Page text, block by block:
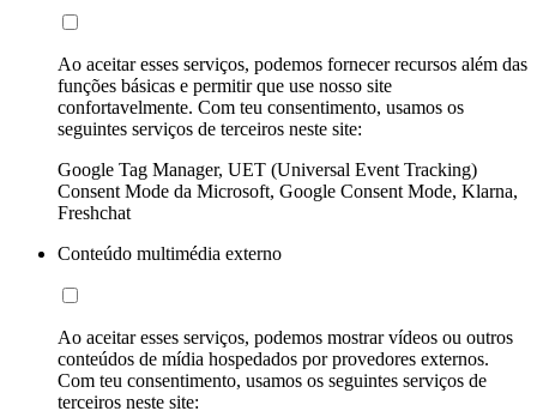
Ao aceitar esses serviços, podemos fornecer recursos além das
funções básicas e permitir que use nosso site
confortavelmente. Com teu consentimento, usamos os
seguintes serviços de terceiros neste site:
Google Tag Manager, UET (Universal Event Tracking)
Consent Mode da Microsoft, Google Consent Mode, Klarna,
Freshchat
Conteúdo multimédia externo
Ao aceitar esses serviços, podemos mostrar vídeos ou outros
conteúdos de mídia hospedados por provedores externos.
Com teu consentimento, usamos os seguintes serviços de
terceiros neste site: